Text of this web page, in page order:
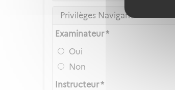
Privilèges Navigant
Examinateur *
Oui
Non
Instructeur *